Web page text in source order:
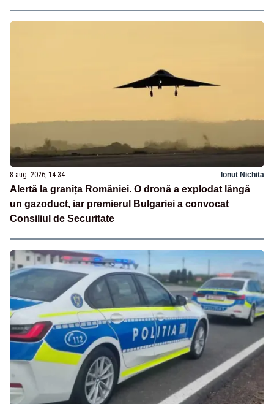
8 aug. 2026, 14:34 Ionuț Nichita
Alertă la granița României. O dronă a explodat lângă
un gazoduct, iar premierul Bulgariei a convocat
Consiliul de Securitate